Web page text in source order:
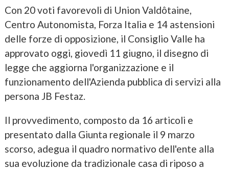
Con 20 voti favorevoli di Union Valdôtaine,
Centro Autonomista, Forza Italia e 14 astensioni
delle forze di opposizione, il Consiglio Valle ha
approvato oggi, giovedì 11 giugno, il disegno di
legge che aggiorna l'organizzazione e il
funzionamento dell'Azienda pubblica di servizi alla
persona JB Festaz.
Il provvedimento, composto da 16 articoli e
presentato dalla Giunta regionale il 9 marzo
scorso, adegua il quadro normativo dell'ente alla
sua evoluzione da tradizionale casa di riposo a